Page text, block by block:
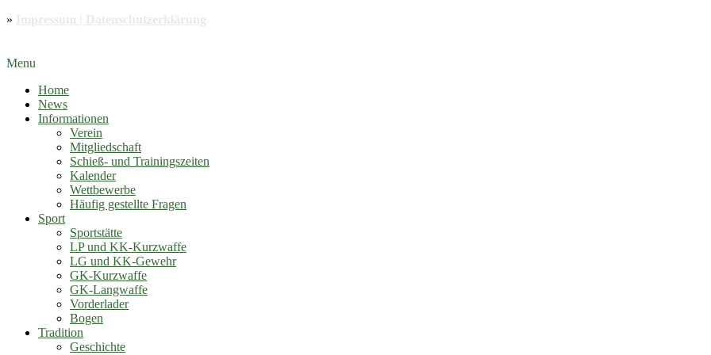
»
Menu
Home
News
Informationen
Verein
Mitgliedschaft
Schieß- und Trainingszeiten
Kalender
Wettbewerbe
Häufig gestellte Fragen
Sport
Sportstätte
LP und KK-Kurzwaffe
LG und KK-Gewehr
GK-Kurzwaffe
GK-Langwaffe
Vorderlader
Bogen
Tradition
Geschichte